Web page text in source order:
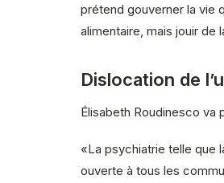
prétend gouverner la vie
alimentaire, mais jouir de
Dislocation de
Élisabeth Roudinesco va
«La psychiatrie telle que
ouverte à tous les